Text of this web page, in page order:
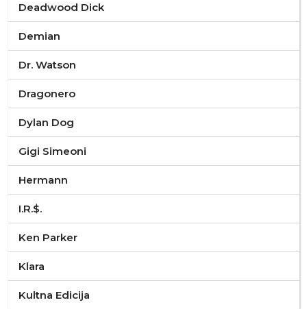
Deadwood Dick
Demian
Dr. Watson
Dragonero
Dylan Dog
Gigi Simeoni
Hermann
I.R.$.
Ken Parker
Klara
Kultna Edicija